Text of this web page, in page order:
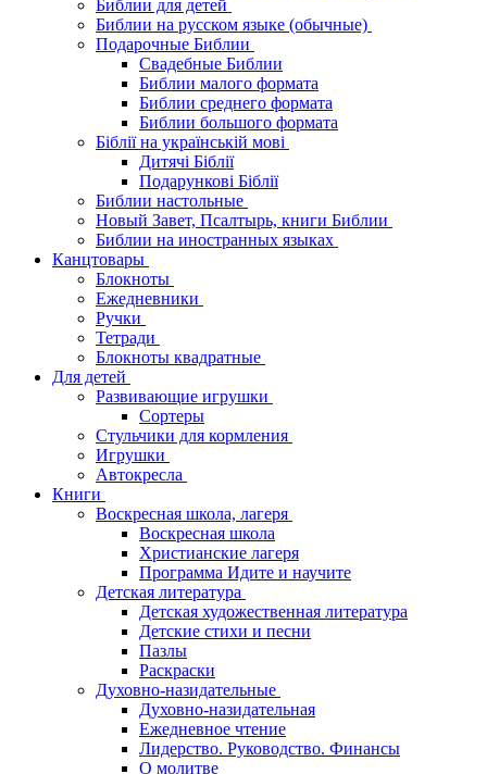
Библии для детей
Библии на русском языке (обычные)
Подарочные Библии
Свадебные Библии
Библии малого формата
Библии среднего формата
Библии большого формата
Біблії на українській мові
Дитячі Біблії
Подарункові Біблії
Библии настольные
Новый Завет, Псалтырь, книги Библии
Библии на иностранных языках
Канцтовары
Блокноты
Ежедневники
Ручки
Тетради
Блокноты квадратные
Для детей
Развивающие игрушки
Сортеры
Стульчики для кормления
Игрушки
Автокресла
Книги
Воскресная школа, лагеря
Воскресная школа
Христианские лагеря
Программа Идите и научите
Детская литература
Детская художественная литература
Детские стихи и песни
Пазлы
Раскраски
Духовно-назидательные
Духовно-назидательная
Ежедневное чтение
Лидерство. Руководство. Финансы
О молитве